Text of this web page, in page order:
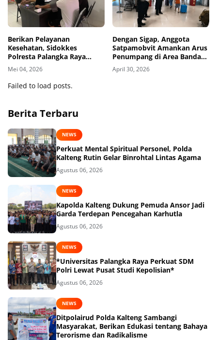
Berikan Pelayanan
Kesehatan, Sidokkes
Polresta Palangka Raya
Layani Personel dan
Masyarakat
Mei 04, 2026
Dengan Sigap, Anggota
Satpamobvit Amankan Arus
Penumpang di Area Bandara
Tjilik Riwut
April 30, 2026
Failed to load posts.
Berita Terbaru
NEWS
Perkuat Mental Spiritual Personel, Polda
Kalteng Rutin Gelar Binrohtal Lintas Agama
Agustus 06, 2026
NEWS
Kapolda Kalteng Dukung Pemuda Ansor Jadi
Garda Terdepan Pencegahan Karhutla
Agustus 06, 2026
NEWS
*Universitas Palangka Raya Perkuat SDM
Polri Lewat Pusat Studi Kepolisian*
Agustus 06, 2026
NEWS
Ditpolairud Polda Kalteng Sambangi
Masyarakat, Berikan Edukasi tentang Bahaya
Terorisme dan Radikalisme